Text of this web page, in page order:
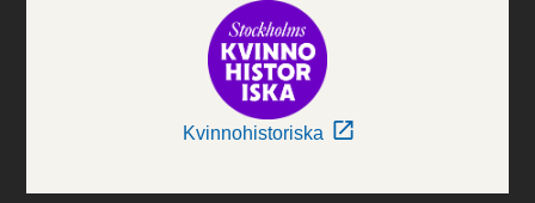
Kvinnohistoriska